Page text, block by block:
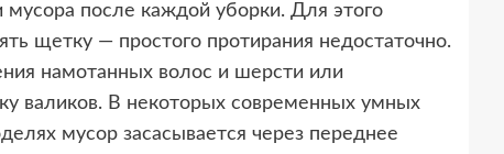
после каждой уборки. Для этого
щетку — простого протирания недостаточно.
намотанных волос и шерсти или
валиков. В некоторых современных умных
мусор засасывается через переднее